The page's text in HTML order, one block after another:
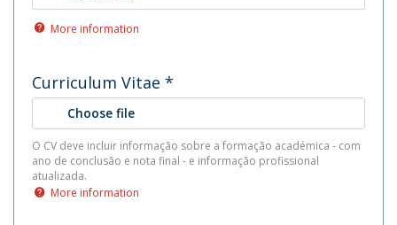
More information
Curriculum Vitae *
Choose file
O CV deve incluir informação sobre a formação académica - com
ano de conclusão e nota final - e informação profissional
atualizada.
More information